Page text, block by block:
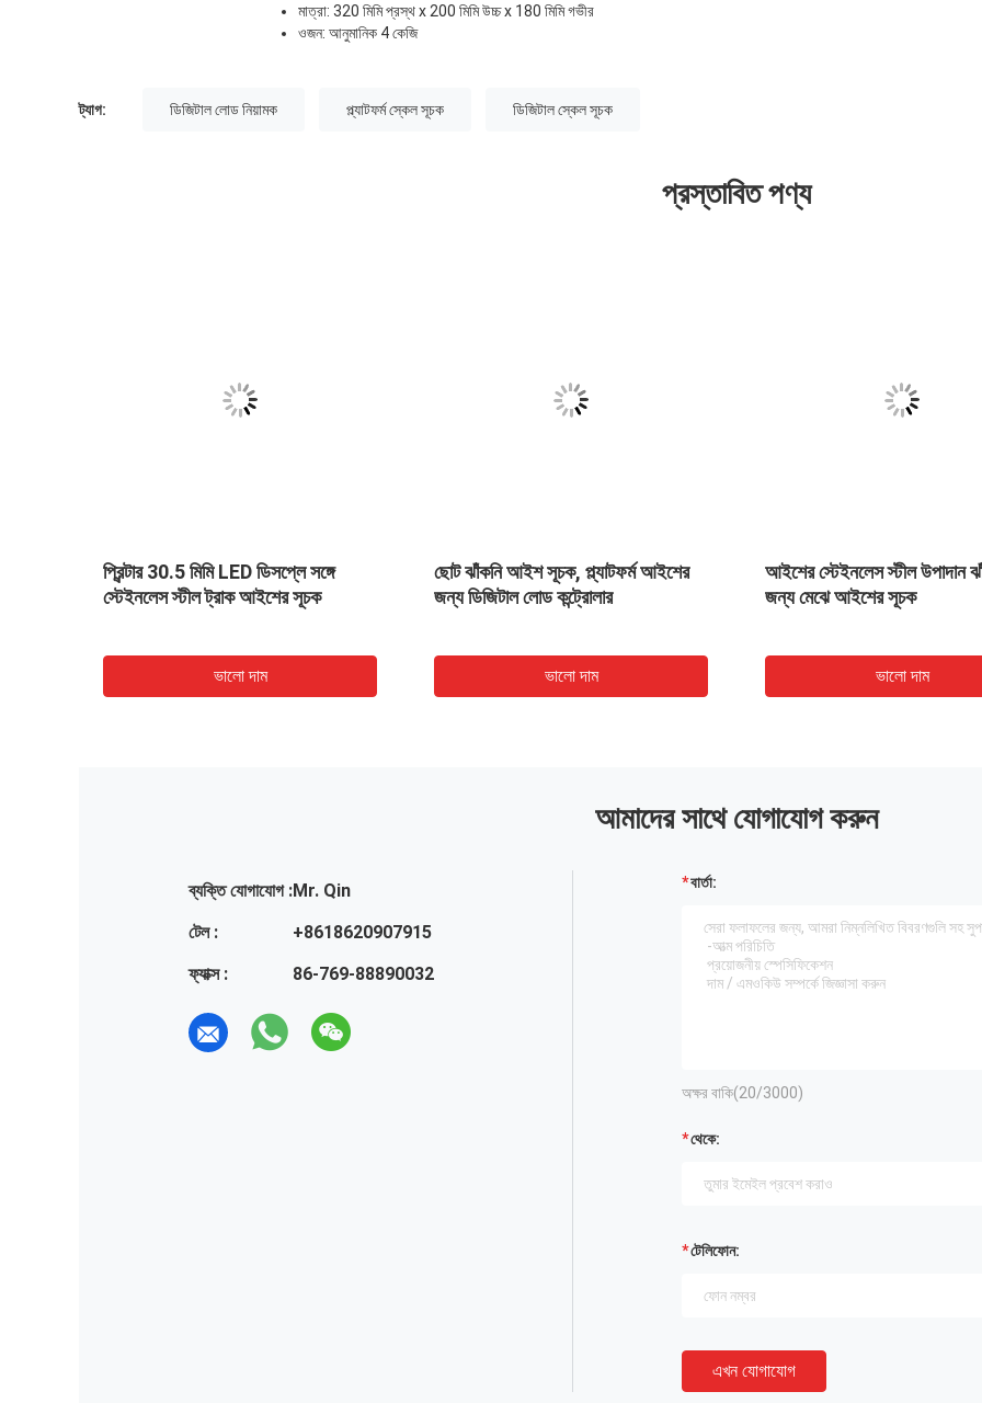
মাত্রা: 320 মিমি প্রস্থ x 200 মিমি উচ্চ x 180 মিমি গভীর
ওজন: আনুমানিক 4 কেজি
ট্যাগ: ডিজিটাল লোড নিয়ামক প্ল্যাটফর্ম স্কেল সূচক ডিজিটাল স্কেল সূচক
প্রস্তাবিত পণ্য
প্রিন্টার 30.5 মিমি LED ডিসপ্লে সঙ্গে
স্টেইনলেস স্টীল ট্রাক আইশের সূচক
ভালো দাম
ছোট ঝাঁকনি আইশ সূচক, প্ল্যাটফর্ম আইশের
জন্য ডিজিটাল লোড কন্ট্রোলার
ভালো দাম
আইশের স্টেইনলেস স্টীল উপাদান
জন্য মেঝে আইশের সূচক
ভালো দাম
আমাদের সাথে যোগাযোগ করুন
ব্যক্তি যোগাযোগ :Mr. Qin
টেল :
+8618620907915
ফ্যাক্স :
86-769-88890032
বার্তা:
অক্ষর বাকি(20/3000)
থেকে:
টেলিফোন:
এখন যোগাযোগ